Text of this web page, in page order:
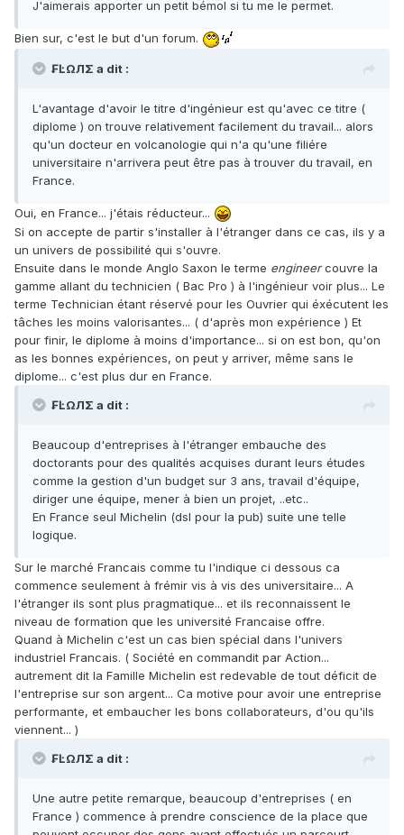
J'aimerais apporter un petit bémol si tu me le permet.
Bien sur, c'est le but d'un forum.
₣ĿΩЛΣ a dit :
L'avantage d'avoir le titre d'ingénieur est qu'avec ce titre (
diplome ) on trouve relativement facilement du travail... alors
qu'un docteur en volcanologie qui n'a qu'une filiére
universitaire n'arrivera peut être pas à trouver du travail, en
France.
Oui, en France... j'étais réducteur...
Si on accepte de partir s'installer à l'étranger dans ce cas, ils y a
un univers de possibilité qui s'ouvre.
Ensuite dans le monde Anglo Saxon le terme engineercouvre la
gamme allant du technicien ( Bac Pro ) à l'ingénieur voir plus... Le
terme Technician étant réservé pour les Ouvrier qui éxécutent les
tâches les moins valorisantes... ( d'après mon expérience ) Et
pour finir, le diplome à moins d'importance... si on est bon, qu'on
as les bonnes expériences, on peut y arriver, même sans le
diplome... c'est plus dur en France.
₣ĿΩЛΣ a dit :
Beaucoup d'entreprises à l'étranger embauche des
doctorants pour des qualités acquises durant leurs études
comme la gestion d'un budget sur 3 ans, travail d'équipe,
diriger une équipe, mener à bien un projet, ..etc..
En France seul Michelin (dsl pour la pub) suite une telle
logique.
Sur le marché Francais comme tu l'indique ci dessous ca
commence seulement à frémir vis à vis des universitaire... A
l'étranger ils sont plus pragmatique... et ils reconnaissent le
niveau de formation que les université Francaise offre.
Quand à Michelin c'est un cas bien spécial dans l'univers
industriel Francais. ( Société en commandit par Action...
autrement dit la Famille Michelin est redevable de tout déficit de
l'entreprise sur son argent... Ca motive pour avoir une entreprise
performante, et embaucher les bons collaborateurs, d'ou qu'ils
viennent... )
₣ĿΩЛΣ a dit :
Une autre petite remarque, beaucoup d'entreprises ( en
France ) commence à prendre conscience de la place que